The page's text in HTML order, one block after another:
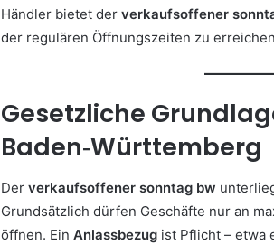
Händler bietet der verkaufsoffener
der regulären Öffnungszeiten zu
Gesetzliche
Baden‑Württemberg
Der verkaufsoffener sonntag bw
Grundsätzlich dürfen Geschäfte nur an
öffnen. Ein Anlassbezug ist Pflicht – etwa